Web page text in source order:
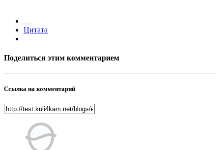
Цитата
Поделиться этим комментарием
Ссылка на комментарий